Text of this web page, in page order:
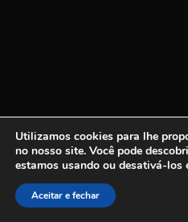
Utilizamos cookies para lhe
no nosso site. Você pode
estamos usando ou desativá-los
Aceitar e fechar